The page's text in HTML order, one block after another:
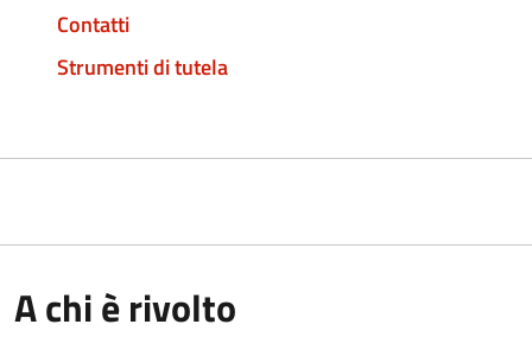
Contatti
Strumenti di tutela
A chi è rivolto